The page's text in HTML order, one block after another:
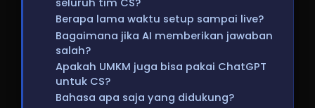
seluruh tim CS?
Berapa lama waktu setup sampai live?
Bagaimana jika AI memberikan jawaban
salah?
Apakah UMKM juga bisa pakai ChatGPT
untuk CS?
Bahasa apa saja yang didukung?